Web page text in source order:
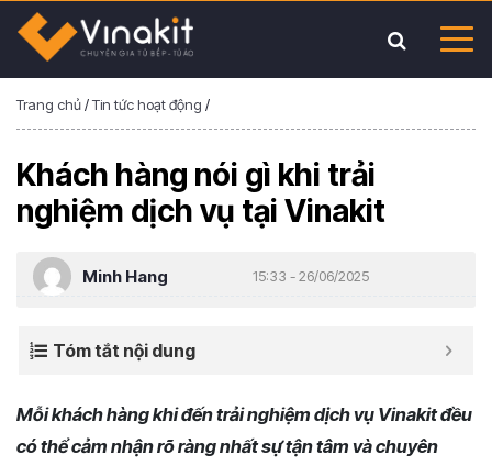
Trang chủ/Tin tức hoạt động /
Khách hàng nói gì khi trải
nghiệm dịch vụ tại Vinakit
Minh Hang 15:33 - 26/06/2025
Tóm tắt nội dung
Mỗi khách hàng khi đến trải nghiệm dịch vụ Vinakit đều
có thể cảm nhận rõ ràng nhất sự tận tâm và chuyên